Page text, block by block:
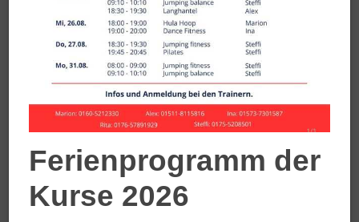
08.08.2022
Trainingsauftakt der Oberliga-
Handballerinnen
Ferienprogramm der
Kurse 2026